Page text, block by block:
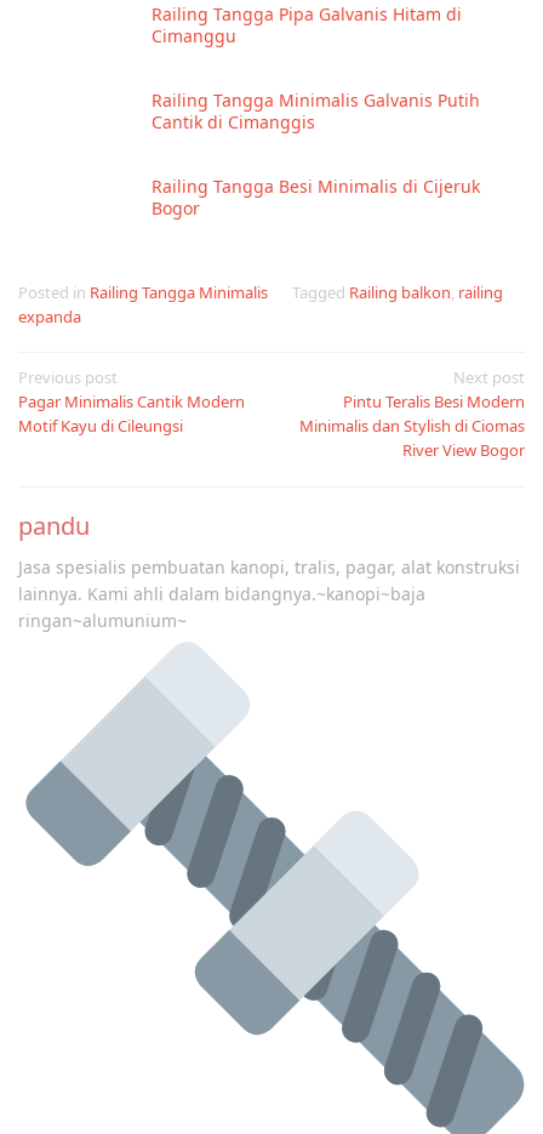
Railing Tangga Pipa Galvanis Hitam di
Cimanggu
Railing Tangga Minimalis Galvanis Putih
Cantik di Cimanggis
Railing Tangga Besi Minimalis di Cijeruk
Bogor
Posted in Railing Tangga Minimalis Tagged Railing balkon, railing
expanda
Post
navigation
Previous post
Pagar Minimalis Cantik Modern
Motif Kayu di Cileungsi
Next post
Pintu Teralis Besi Modern
Minimalis dan Stylish di Ciomas
River View Bogor
pandu
Jasa spesialis pembuatan kanopi, tralis, pagar, alat konstruksi
lainnya. Kami ahli dalam bidangnya.~kanopi~baja
ringan~alumunium~